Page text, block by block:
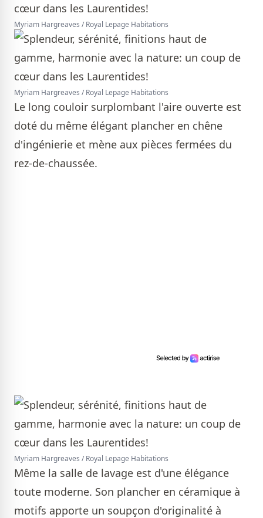
Myriam Hargreaves / Royal Lepage Habitations
Myriam Hargreaves / Royal Lepage Habitations
Le long couloir surplombant l'aire ouverte est
doté du même élégant plancher en chêne
d'ingénierie et mène aux pièces fermées du
rez-de-chaussée.
Myriam Hargreaves / Royal Lepage Habitations
Même la salle de lavage est d'une élégance
toute moderne. Son plancher en céramique à
motifs apporte un soupçon d'originalité à